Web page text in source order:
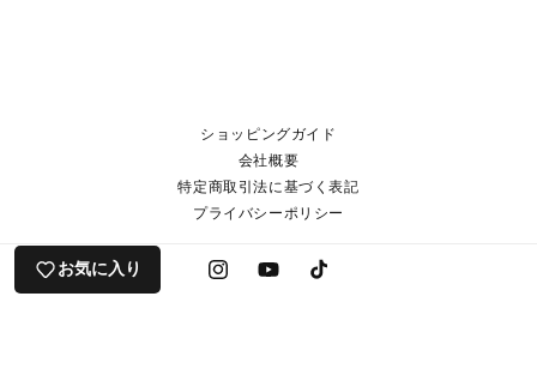
ショッピングガイド
会社概要
特定商取引法に基づく表記
プライバシーポリシー
InstagramYouTubeTikTok
お気に入り